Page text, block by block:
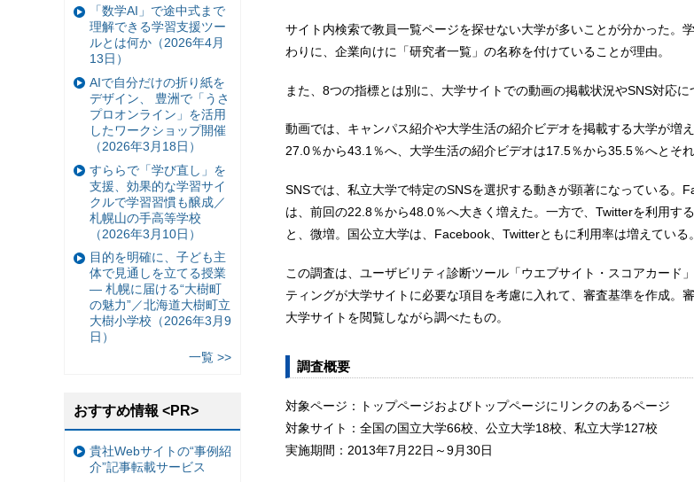
サイト内検索で教員一覧ページを探せない大学が多いことが分かった。
わりに、企業向けに「研究者一覧」の名称を付けていることが理由。
また、8つの指標とは別に、大学サイトでの動画の掲載状況やSNS対応に
動画では、キャンパス紹介や大学生活の紹介ビデオを掲載する大学が増
27.0％から43.1％へ、大学生活の紹介ビデオは17.5％から35.5％へとそ
SNSでは、私立大学で特定のSNSを選択する動きが顕著になっている。
は、前回の22.8％から48.0％へ大きく増えた。一方で、Twitterを利用す
と、微増。国公立大学は、Facebook、Twitterともに利用率は増えている。
この調査は、ユーザビリティ診断ツール「ウエブサイト・スコアカード
ティングが大学サイトに必要な項目を考慮に入れて、審査基準を作成。
大学サイトを閲覧しながら調べたもの。
調査概要
対象ページ：トップページおよびトップページにリンクのあるページ
対象サイト：全国の国立大学66校、公立大学18校、私立大学127校
実施期間：2013年7月22日～9月30日
「数学AI」で途中式まで
理解できる学習支援ツー
ルとは何か（2026年4月
13日）
AIで自分だけの折り紙を
デザイン、 豊洲で「うさ
プロオンライン」を活用
したワークショップ開催
（2026年3月18日）
すららで「学び直し」を
支援、効果的な学習サイ
クルで学習習慣も醸成／
札幌山の手高等学校
（2026年3月10日）
目的を明確に、子ども主
体で見通しを立てる授業
— 札幌に届ける“大樹町
の魅力”／北海道大樹町立
大樹小学校（2026年3月9
日）
一覧 >>
おすすめ情報 <PR>
貴社Webサイトの“事例紹
介”記事転載サービス